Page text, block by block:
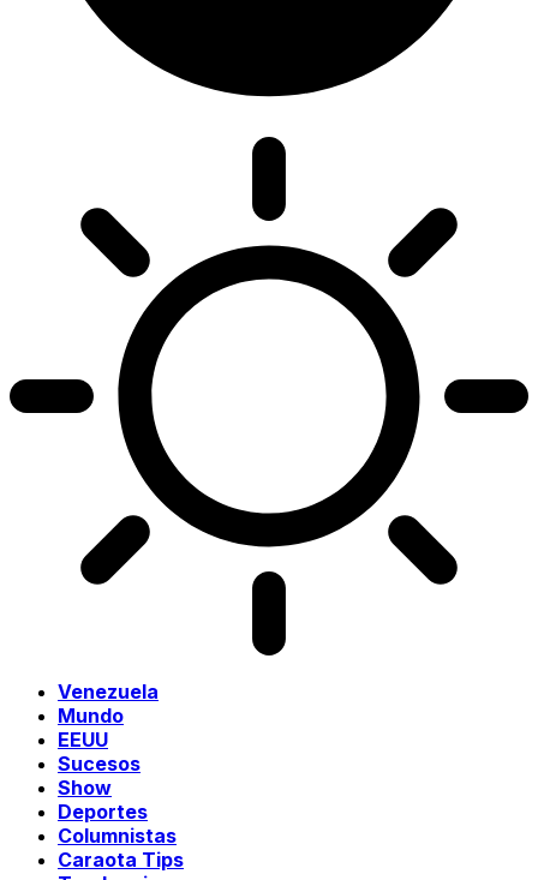
Venezuela
Mundo
EEUU
Sucesos
Show
Deportes
Columnistas
Caraota Tips